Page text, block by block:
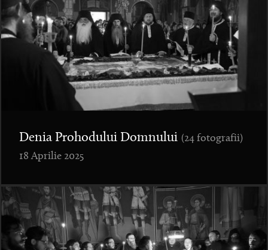
Denia Prohodului Domnului (24 fotografii)
18 Aprilie 2025